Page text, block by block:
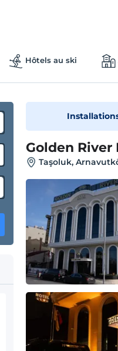
Hôtels au ski
Golden
Taşoluk,